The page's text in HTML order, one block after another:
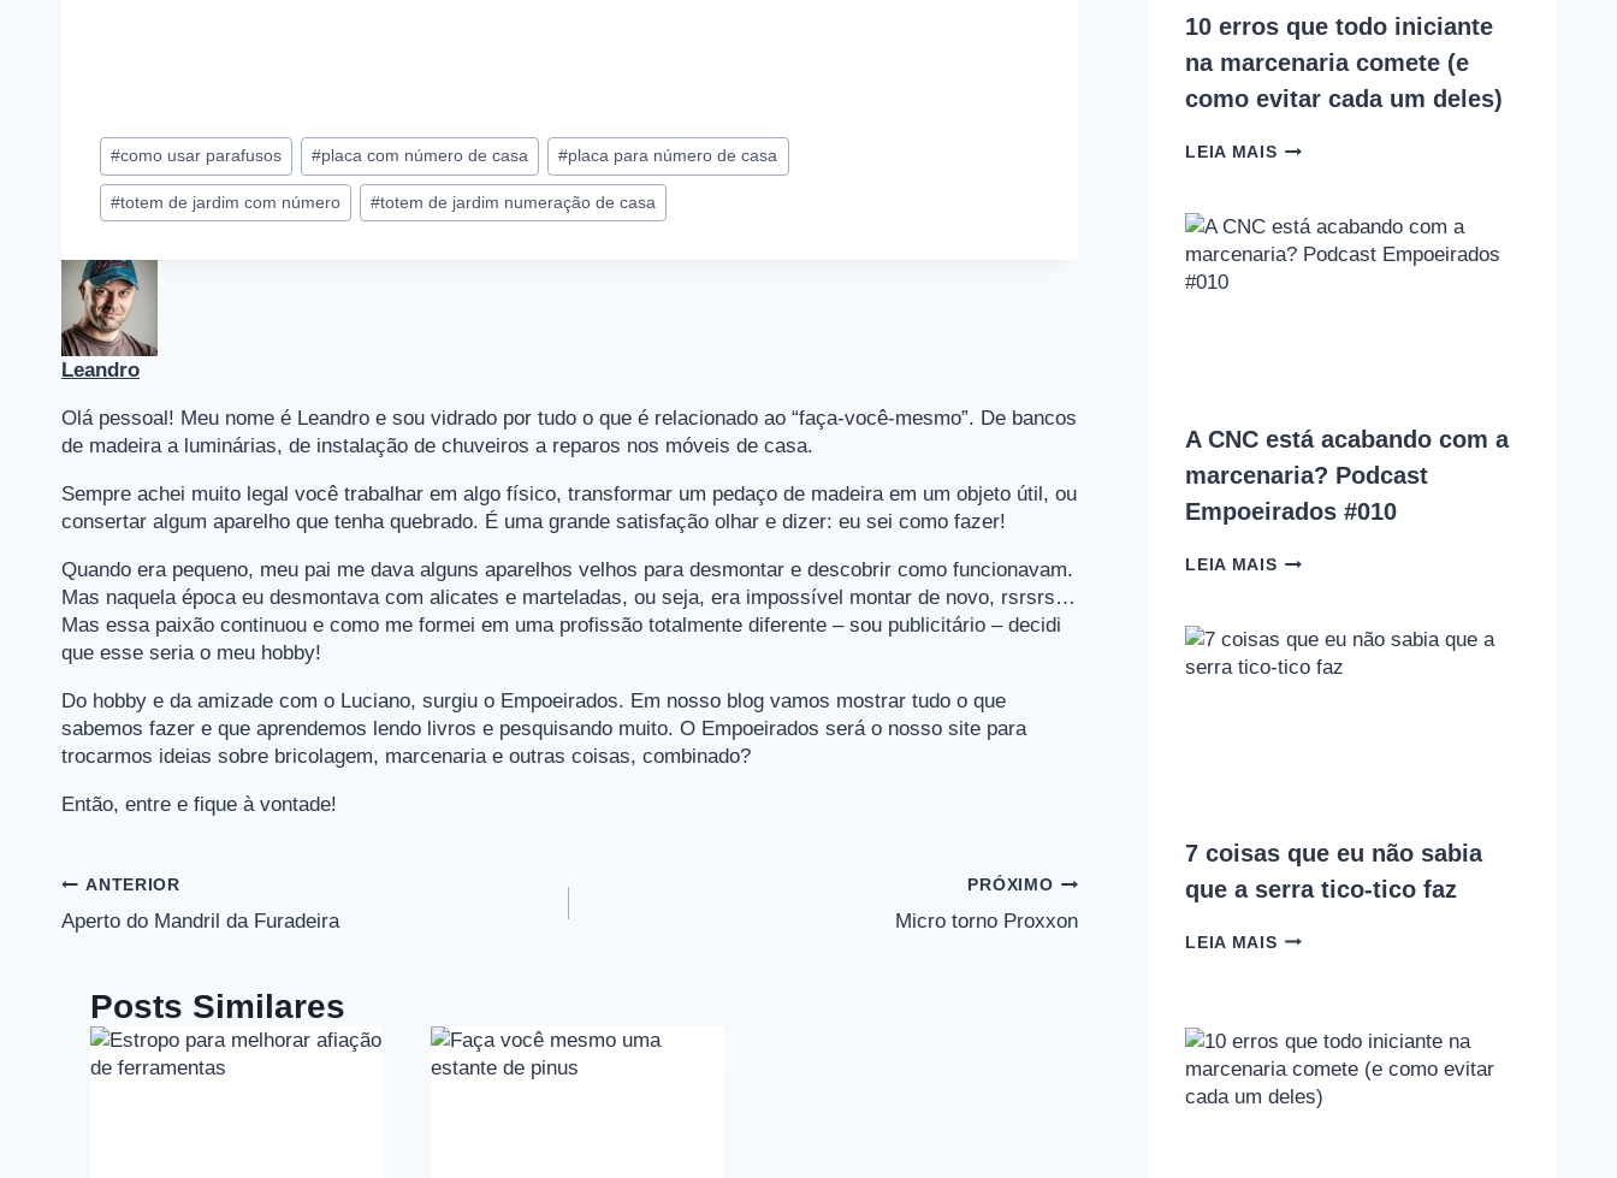
Tags
do
Post:
#como usar parafusos #placa com número de casa #placa para número de casa
#totem de jardim com número #totem de jardim numeração de casa
Leandro
Olá pessoal! Meu nome é Leandro e sou vidrado por tudo o que é relacionado ao “faça-você-mesmo”. De bancos
de madeira a luminárias, de instalação de chuveiros a reparos nos móveis de casa.
Sempre achei muito legal você trabalhar em algo físico, transformar um pedaço de madeira em um objeto útil, ou
consertar algum aparelho que tenha quebrado. É uma grande satisfação olhar e dizer: eu sei como fazer!
Quando era pequeno, meu pai me dava alguns aparelhos velhos para desmontar e descobrir como funcionavam.
Mas naquela época eu desmontava com alicates e marteladas, ou seja, era impossível montar de novo, rsrsrs…
Mas essa paixão continuou e como me formei em uma profissão totalmente diferente – sou publicitário – decidi
que esse seria o meu hobby!
Do hobby e da amizade com o Luciano, surgiu o Empoeirados. Em nosso blog vamos mostrar tudo o que
sabemos fazer e que aprendemos lendo livros e pesquisando muito. O Empoeirados será o nosso site para
trocarmos ideias sobre bricolagem, marcenaria e outras coisas, combinado?
Então, entre e fique à vontade!
Navegação
de
ANTERIOR
Aperto do Mandril da Furadeira
PRÓXIMO
Micro torno Proxxon
Posts Similares
10 erros que todo iniciante
na marcenaria comete (e
como evitar cada um deles)
LEIA MAIS10
TODO
INICIANTE
NA
DELES)
A CNC está acabando com a
marcenaria? Podcast
Empoeirados #010
LEIA MAISA
ACABANDO
COM
A
7 coisas que eu não sabia
que a serra tico-tico faz
LEIA MAIS7
SABIA
QUE
A